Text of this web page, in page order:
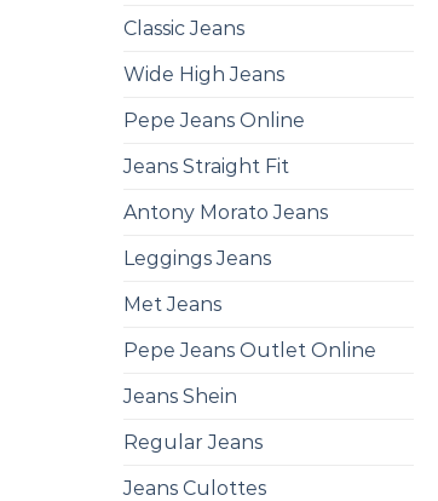
Classic Jeans
Wide High Jeans
Pepe Jeans Online
Jeans Straight Fit
Antony Morato Jeans
Leggings Jeans
Met Jeans
Pepe Jeans Outlet Online
Jeans Shein
Regular Jeans
Jeans Culottes